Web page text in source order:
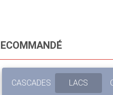
CASCADES LACS